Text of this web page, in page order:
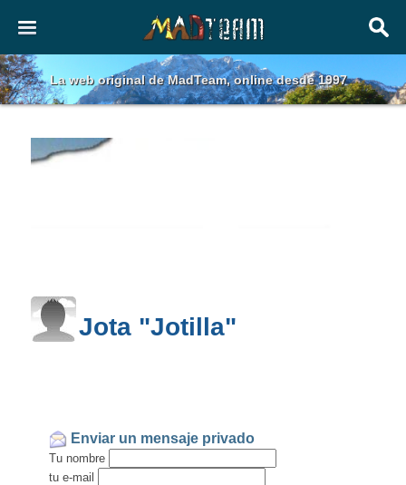
La web original de MadTeam, online desde 1997
Jota "Jotilla"
Enviar un mensaje privado
Tu nombre
tu e-mail